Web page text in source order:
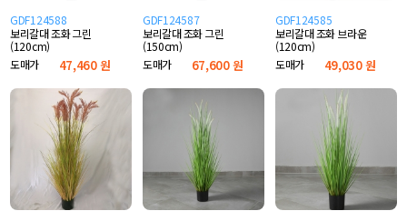
GDF124588
보리갈대 조화 그린
(120cm)
도매가
47,460 원
GDF124587
보리갈대 조화 그린
(150cm)
도매가
67,600 원
GDF124585
보리갈대 조화 브라운
(120cm)
도매가
49,030 원